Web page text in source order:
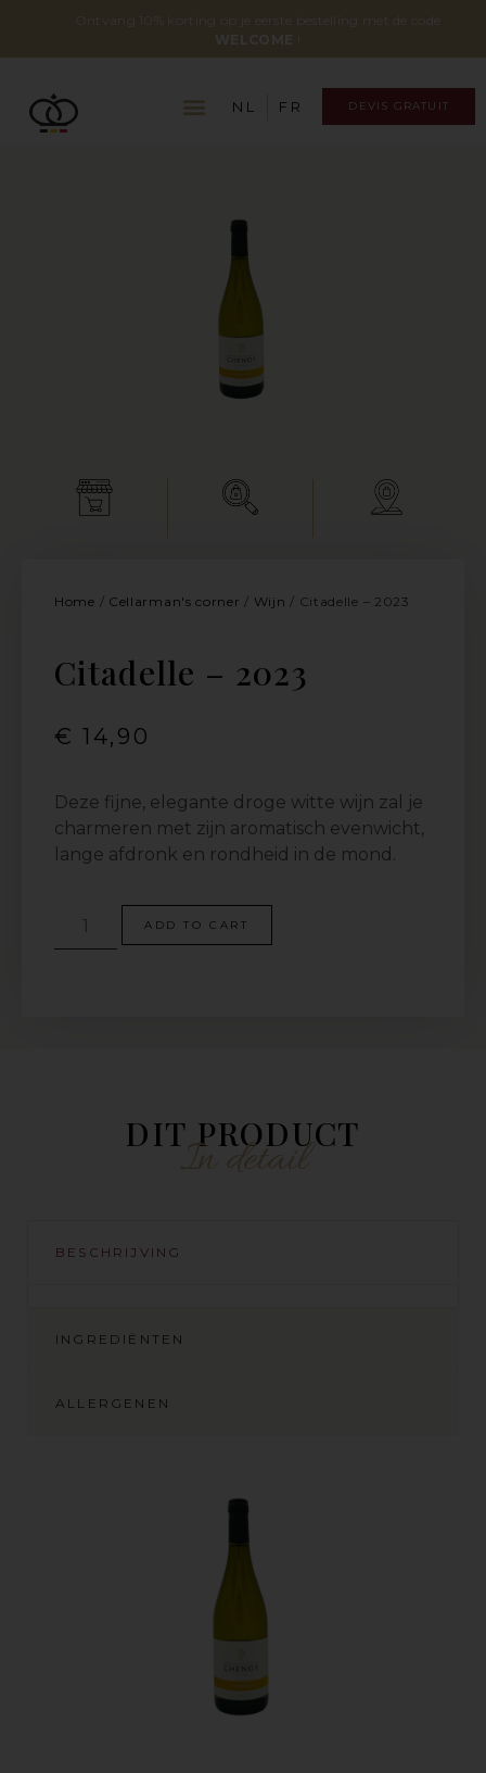
Ontvang 10% korting op je eerste bestelling met de code
WELCOME
NL FR DEVIS GRATUIT
Home / Cellarman's corner / Wijn / Citadelle – 2023
Citadelle – 2023
€ 14,90
Deze fijne, elegante droge witte wijn zal je
charmeren met zijn aromatisch evenwicht,
lange afdronk en rondheid in de mond.
ADD TO CART
DIT PRODUCT
In detail
BESCHRIJVING
INGREDIËNTEN
ALLERGENEN